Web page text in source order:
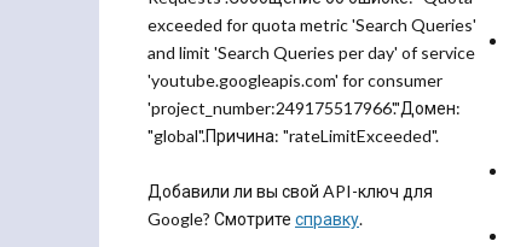
exceeded for quota metric 'Search Queries'
and limit 'Search Queries per day' of service
'youtube.googleapis.com' for consumer
'project_number:249175517966'."Домен:
"global".Причина: "rateLimitExceeded".
Добавили ли вы свой API-ключ для
Google? Смотрите справку.